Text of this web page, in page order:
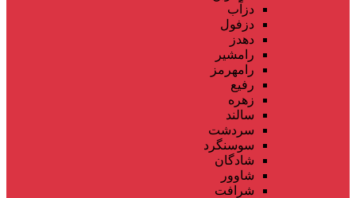
دزآب
دزفول
دهدز
رامشیر
رامهرمز
رفیع
زهره
سالند
سردشت
سوسنگرد
شادگان
شاوور
شرافت